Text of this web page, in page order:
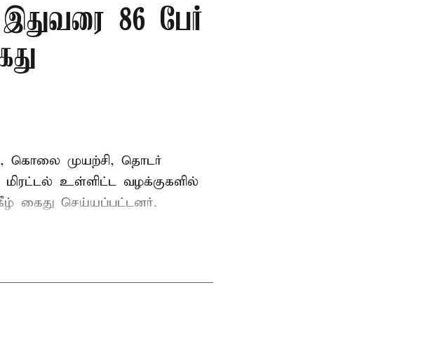
86 பேர்
கொலை முயற்சி, தொடர்
மிரட்டல் உள்ளிட்ட வழக்குகளில்
கைது செய்யப்பட்டனர்.